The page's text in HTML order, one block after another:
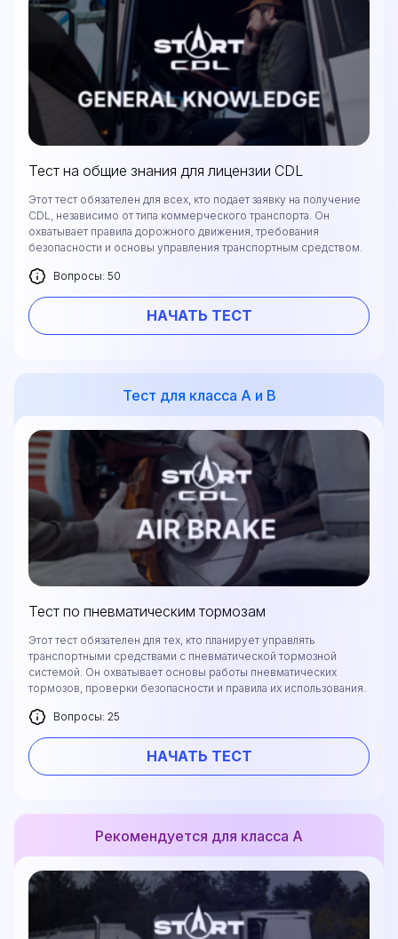
Тест на общие знания для лицензии CDL
Этот тест обязателен для всех, кто подает заявку на получение
CDL, независимо от типа коммерческого транспорта. Он
охватывает правила дорожного движения, требования
безопасности и основы управления транспортным средством.
Вопросы: 50
НАЧАТЬ ТЕСТ
Тест для класса А и В
Тест по пневматическим тормозам
Этот тест обязателен для тех, кто планирует управлять
транспортными средствами с пневматической тормозной
системой. Он охватывает основы работы пневматических
тормозов, проверки безопасности и правила их использования.
Вопросы: 25
НАЧАТЬ ТЕСТ
Рекомендуется для класса А